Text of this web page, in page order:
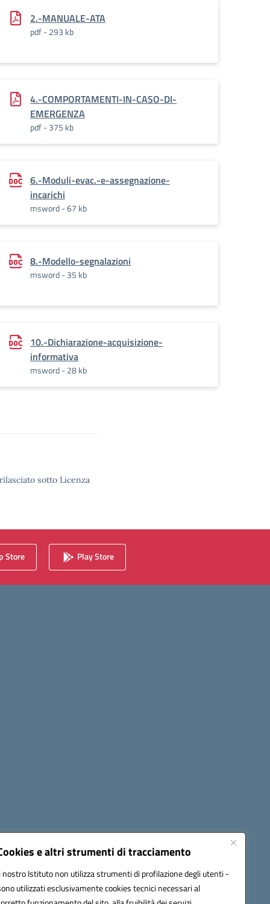
e altri strumenti di tracciamento
nostro Istituto non utilizza strumenti di profilazione degli utenti -
utilizzati esclusivamente cookies tecnici necessari al
2.-MANUALE-ATA
pdf - 293 kb
4.-COMPORTAMENTI-IN-CASO-DI-
EMERGENZA
pdf - 375 kb
6.-Moduli-evac.-e-assegnazione-
incarichi
msword - 67 kb
8.-Modello-segnalazioni
msword - 35 kb
10.-Dichiarazione-acquisizione-
informativa
msword - 28 kb
sotto Licenza
Store Play Store
Seguici su: